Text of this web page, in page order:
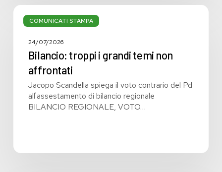
COMUNICATI STAMPA
Bilancio:
troppi
grandi
affrontati
24/07/2026
Bilancio: troppi i grandi temi non
affrontati
Jacopo Scandella spiega il voto contrario del Pd
all'assestamento di bilancio regionale
BILANCIO REGIONALE, VOTO…